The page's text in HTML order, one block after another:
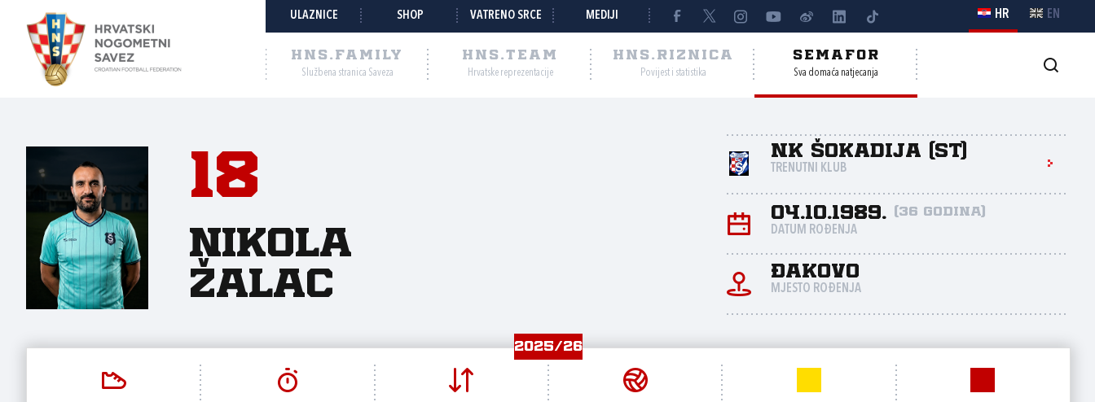
ULAZNICE SHOP VATRENO SRCE MEDIJI HR EN
HNS.FAMILY
Službena stranica Saveza
HNS.TEAM
Hrvatske reprezentacije
HNS.RIZNICA
Povijest i statistika
SEMAFOR
Sva domaća natjecanja
18
Nikola
Žalac
NK Šokadija (St)
TRENUTNI KLUB
04.10.1989. (36 godina)
DATUM ROĐENJA
Đakovo
MJESTO ROĐENJA
2025/26